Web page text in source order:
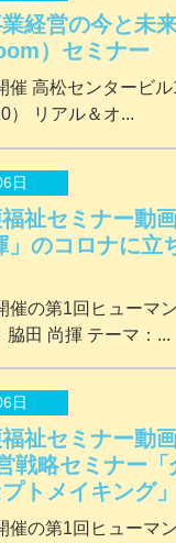
経営の今と未
）セミナー
催 ⾼松センタービ
） リアル＆オ...
日
祉セミナー動
」のコロナに立
催の第1回ヒューマ
脇田 尚揮 テーマ：...
日
祉セミナー動
戦略セミナー
トメイキング」
催の第1回ヒューマ